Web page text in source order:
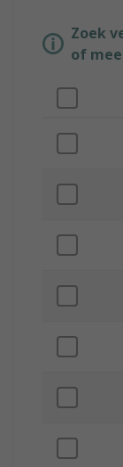
Zoek
of